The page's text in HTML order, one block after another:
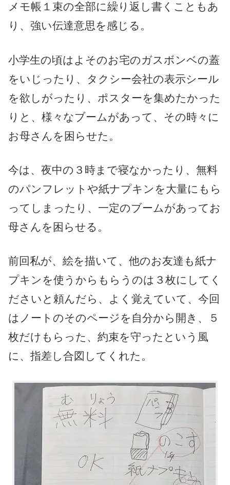
メモ帳１束の全部に繰り返し書くこともあ
り、強い伝達意思を感じる。
小学生の頃はよそのお宅のガスボンベの蓋
をいじったり、タクシー会社の表示シール
を欲しがったり、ポスターを集めたかった
りと、様々なブームがあって、その時々に
お母さんを困らせた。
今は、夜中の３時まで寝なかったり、無料
のパンフレットや紙ナプキンを大量にもら
ってしまったり、一定のブームがあってお
母さんを困らせる。
前回私が、絵を描いて、他のお友達も紙ナ
プキンを使うからもらうのは３枚にしてく
ださいと頼んだら、よく覚えていて、今回
はノートのそのページを自分から開き、５
枚だけもらった、約束を守ったという風
に、指差し合図してくれた。